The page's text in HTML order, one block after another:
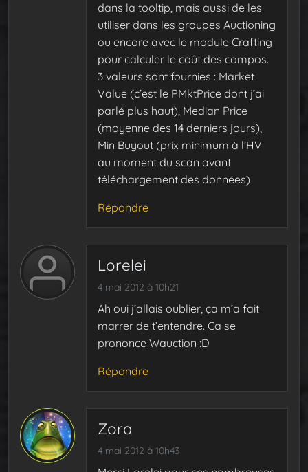
dans la tooltip, mais aussi de les
utiliser dans les groupes Auctioning
ou encore avec le module Crafting
pour calculer le coût des compos.
3 valeurs sont fournies : Market
Value (c’est le PMktPrice dont j’ai
parlé plus haut), Median Price
(moyenne des 14 derniers jours),
Min Buyout (prix minimum à l’HV
au moment du scan avant
téléchargement des données)
Répondre
Lorelei
4 mai 2012 à 10h21
Ah oui j’allais oublier, ça m’a fait
marrer de t’entendre. Ca se
prononce Wauction :D
Répondre
Zora
4 mai 2012 à 10h43